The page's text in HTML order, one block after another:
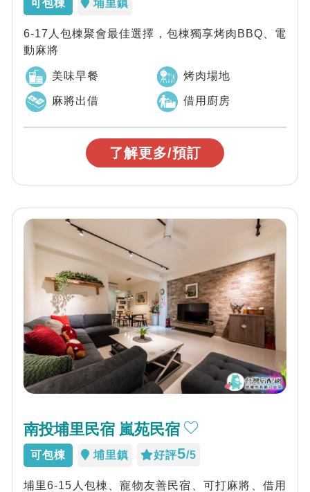
可包棟 埔里鎮
6-17人包棟聚會最佳選擇，包棟獨享烤肉BBQ、電
動麻將
美味早餐 烤肉場地
麻將出借 借用廚房
了解更多/預訂
南投埔里民宿 嵐苑民宿
可包棟 埔里鎮 好評5/5
埔里6-15人包棟、寵物友善民宿、可打麻將、借用